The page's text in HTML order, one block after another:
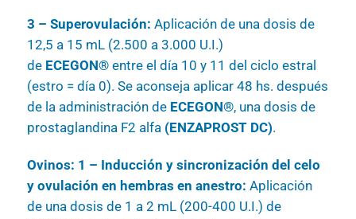
3 – Superovulación: Aplicación de una dosis de
12,5 a 15 mL (2.500 a 3.000 U.I.)
de ECEGON®entre el día 10 y 11 del ciclo estral
(estro = día 0). Se aconseja aplicar 48 hs. después
de la administración de ECEGON®, una dosis de
prostaglandina F2 alfa (ENZAPROST DC).
Ovinos: 1 – Inducción y sincronización del celo
y ovulación en hembras en anestro: Aplicación
de una dosis de 1 a 2 mL (200-400 U.I.) de